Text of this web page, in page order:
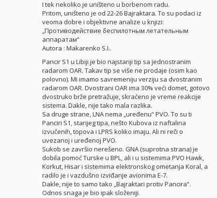
I tek nekoliko je uništeno u borbenom radu.
Pritom, uništeno je od 22-26 Bajraktara. To su podaci iz
veoma dobre i objektivne analize u knjizi:
„Противодействие беспилотным летательным
аппаратам“
Autora : Маkarenko S.I..
Pancir S1 u Libiji je bio najstariji tip sa jednostranim
radarom OAR. Takav tip se više ne prodaje (osim kao
polovno). Mi imamo savremeniju verziju sa dvostranim
radarom OAR. Dvostrani OAR ima 30% veći domet, gotovo
dvostruko brže pretražuje, skraćeno je vreme reakcije
sistema. Dakle, nije tako mala razlika.
Sa druge strane, LNA nema „uređenu“ PVO. To su ti
Panciri S1, starijeg tipa, nešto Kubova iz naftalina
izvučenih, topova i LPRS koliko imaju. Ali ni reči o
uvezanoj i uređenoj PVO.
Sukob se završio nerešeno. GNA (suprotna strana) je
dobila pomoć Turske u BPL, ali i u sistemima PVO Hawk,
Korkut, Hisar i sistemima elektronskog ometanja Koral, a
radilo je i vazdušno izviđanje avionima E-7.
Dakle, nije to samo tako „Bajraktari protiv Pancira“.
Odnos snaga je bio ipak složeniji.